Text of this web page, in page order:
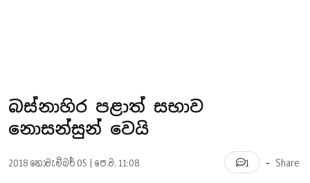
බස්නාහිර පළාත් සභාව
නොසන්සුන් වෙයි
2018 නොවැම්බර් 05 | පෙ.ව. 11:08 1 - Share